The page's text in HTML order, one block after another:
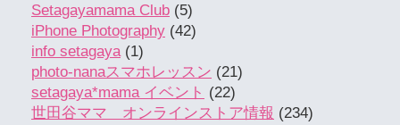
Setagayamama Club (5)
iPhone Photography (42)
info setagaya(1)
photo-nanaスマホレッスン (21)
setagaya*mama イベント (22)
世田谷ママ オンラインストア情報 (234)